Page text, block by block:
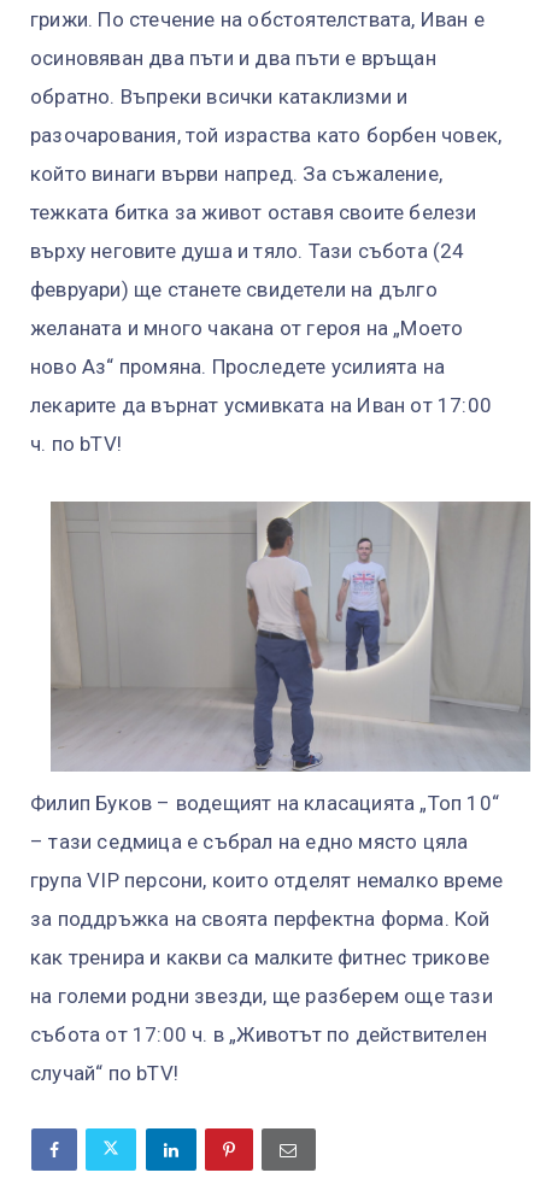
грижи. По стечение на обстоятелствата, Иван е
осиновяван два пъти и два пъти е връщан
обратно. Въпреки всички катаклизми и
разочарования, той израства като борбен човек,
който винаги върви напред. За съжаление,
тежката битка за живот оставя своите белези
върху неговите душа и тяло. Тази събота (24
февруари) ще станете свидетели на дълго
желаната и много чакана от героя на „Моето
ново Аз“ промяна. Проследете усилията на
лекарите да върнат усмивката на Иван от 17:00
ч. по bTV!
Филип Буков – водещият на класацията „Топ 10“
– тази седмица е събрал на едно място цяла
група VIP персони, които отделят немалко време
за поддръжка на своята перфектна форма. Кой
как тренира и какви са малките фитнес трикове
на големи родни звезди, ще разберем още тази
събота от 17:00 ч. в „Животът по действителен
случай“ по bTV!